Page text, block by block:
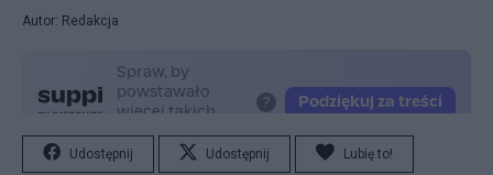
Autor: Redakcja
Udostępnij Udostępnij Lubię to!